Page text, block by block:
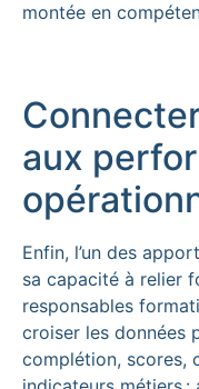
montée en
aux
Enfin, l’un des
sa capacité à relier
responsables
croiser les données
complétion, scores,